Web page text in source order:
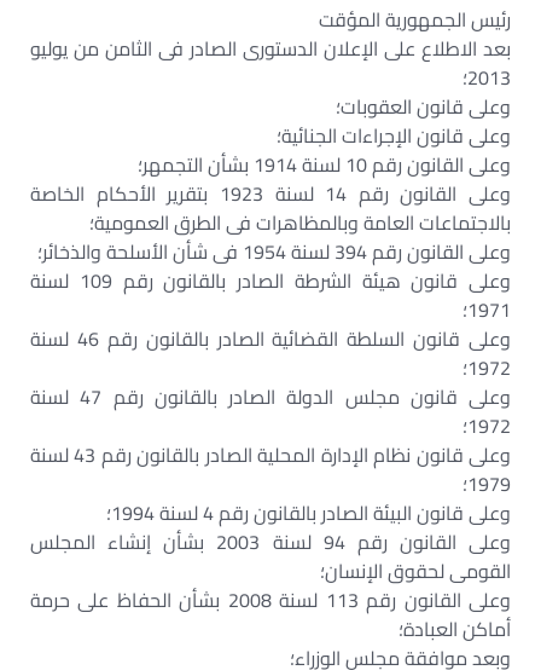
رئيس الجمهورية المؤقت
بعد الاطلاع على الإعلان الدستورى الصادر فى الثامن من يوليو
2013؛
وعلى قانون العقوبات؛
وعلى قانون الإجراءات الجنائية؛
وعلى القانون رقم 10 لسنة 1914 بشأن التجمهر؛
وعلى القانون رقم 14 لسنة 1923 بتقرير الأحكام الخاصة
بالاجتماعات العامة وبالمظاهرات فى الطرق العمومية؛
وعلى القانون رقم 394 لسنة 1954 فى شأن الأسلحة والذخائر؛
وعلى قانون هيئة الشرطة الصادر بالقانون رقم 109 لسنة
1971؛
وعلى قانون السلطة القضائية الصادر بالقانون رقم 46 لسنة
1972؛
وعلى قانون مجلس الدولة الصادر بالقانون رقم 47 لسنة
1972؛
وعلى قانون نظام الإدارة المحلية الصادر بالقانون رقم 43 لسنة
1979؛
وعلى قانون البيئة الصادر بالقانون رقم 4 لسنة 1994؛
وعلى القانون رقم 94 لسنة 2003 بشأن إنشاء المجلس
القومى لحقوق الإنسان؛
وعلى القانون رقم 113 لسنة 2008 بشأن الحفاظ على حرمة
أماكن العبادة؛
وبعد موافقة مجلس الوزراء؛